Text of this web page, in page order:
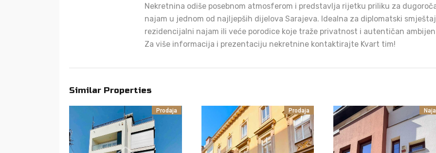
Nekretnina odiše posebnom atmosferom i predstavlja rijetku priliku za
najam u jednom od najljepših dijelova Sarajeva. Idealna za diplomatski
rezidencijalni najam ili veće porodice koje traže privatnost i autentičan
Za više informacija i prezentaciju nekretnine kontaktirajte Kvart tim!
Similar Properties
Prodaja Prodaja